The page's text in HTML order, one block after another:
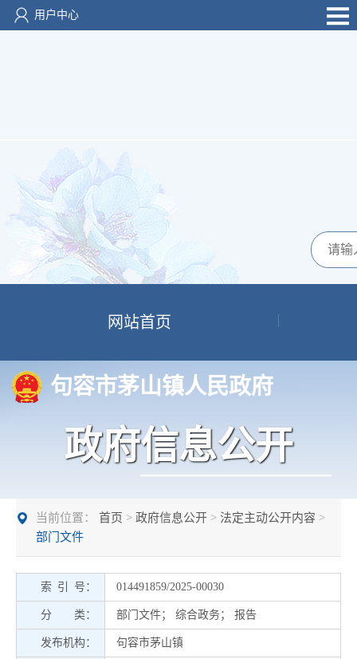
用户中心
网站首页
句容市茅山镇人民政府
政府信息公开
当前位置： 首页 > 政府信息公开 > 法定主动公开内容 >
部门文件
索 引 号： 014491859/2025-00030
分 类： 部门文件； 综合政务； 报告
发布机构： 句容市茅山镇